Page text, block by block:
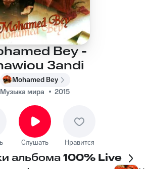
Bey -
3andi
Mohamed Bey
Музыка мира
2015
Слушать Нравится
альбома100% Live